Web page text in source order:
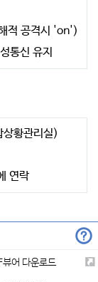
적 공격시 'on')
통신 유지
황관리실)
연락
뷰어 다운로드